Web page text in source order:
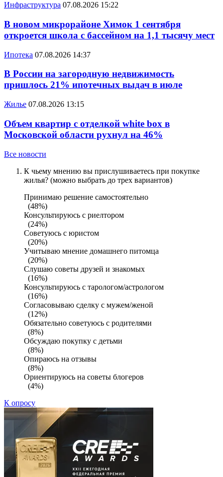
Инфраструктура 07.08.2026 15:22
В новом микрорайоне Химок 1 сентября
откроется школа с бассейном на 1,1 тысячу мест
Ипотека 07.08.2026 14:37
В России на загородную недвижимость
пришлось 21% ипотечных выдач в июле
Жилье 07.08.2026 13:15
Объем квартир с отделкой white box в
Московской области рухнул на 46%
Все новости
К чьему мнению вы прислушиваетесь при покупке
жилья? (можно выбрать до трех вариантов)
Принимаю решение самостоятельно
(48%)
Консультируюсь с риелтором
(24%)
Советуюсь с юристом
(20%)
Учитываю мнение домашнего питомца
(20%)
Слушаю советы друзей и знакомых
(16%)
Консультируюсь с тарологом/астрологом
(16%)
Согласовываю сделку с мужем/женой
(12%)
Обязательно советуюсь с родителями
(8%)
Обсуждаю покупку с детьми
(8%)
Опираюсь на отзывы
(8%)
Ориентируюсь на советы блогеров
(4%)
К опросу